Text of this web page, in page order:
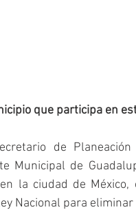
que participa en
de
Municipal de
la ciudad de
Nacional para